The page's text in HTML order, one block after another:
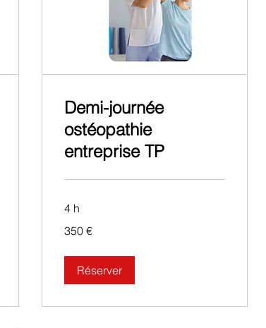
Demi-journée
ostéopathie
entreprise TP
4 h
euros
350 €
Réserver